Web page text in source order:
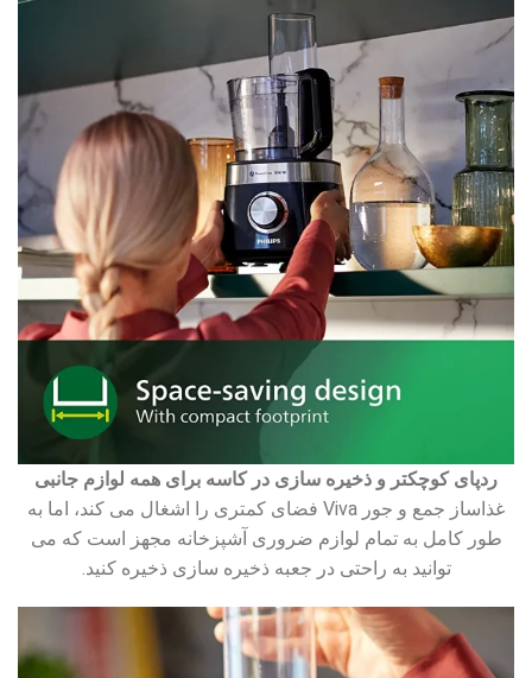
ردپای کوچکتر و ذخیره سازی در کاسه برای همه لوازم جانبی
غذاساز جمع و جور Viva فضای کمتری را اشغال می کند، اما به
طور کامل به تمام لوازم ضروری آشپزخانه مجهز است که می
توانید به راحتی در جعبه ذخیره سازی ذخیره کنید.